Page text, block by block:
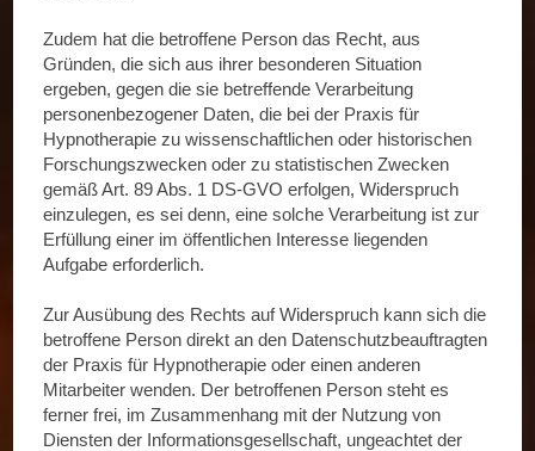
Zudem hat die betroffene Person das Recht, aus
Gründen, die sich aus ihrer besonderen Situation
ergeben, gegen die sie betreffende Verarbeitung
personenbezogener Daten, die bei der Praxis für
Hypnotherapie zu wissenschaftlichen oder historischen
Forschungszwecken oder zu statistischen Zwecken
gemäß Art. 89 Abs. 1 DS-GVO erfolgen, Widerspruch
einzulegen, es sei denn, eine solche Verarbeitung ist zur
Erfüllung einer im öffentlichen Interesse liegenden
Aufgabe erforderlich.
Zur Ausübung des Rechts auf Widerspruch kann sich die
betroffene Person direkt an den Datenschutzbeauftragten
der Praxis für Hypnotherapie oder einen anderen
Mitarbeiter wenden. Der betroffenen Person steht es
ferner frei, im Zusammenhang mit der Nutzung von
Diensten der Informationsgesellschaft, ungeachtet der